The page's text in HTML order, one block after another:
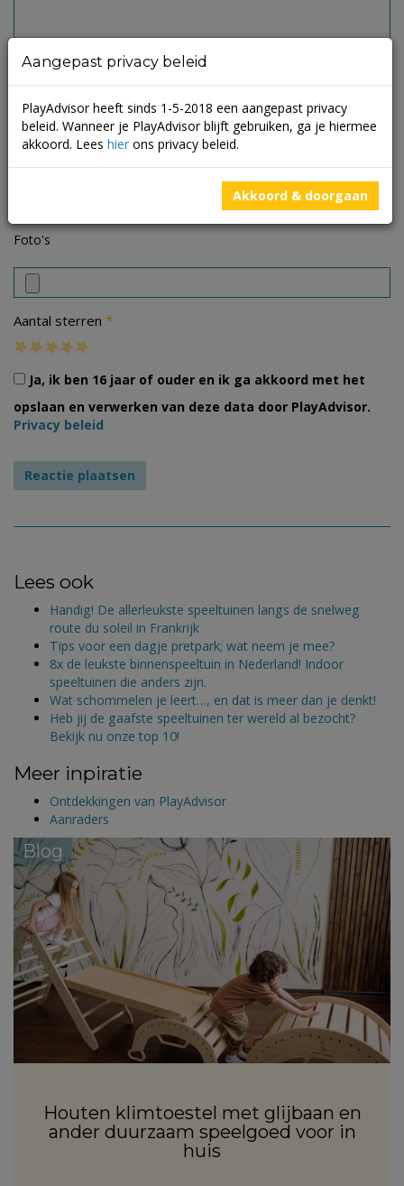
Foto's
Aantal sterren *
Ja, ik ben 16 jaar of ouder en ik ga akkoord met het
opslaan en verwerken van deze data door PlayAdvisor.
Privacy beleid
Lees ook
Handig! De allerleukste speeltuinen langs de snelweg
route du soleil in Frankrijk
Tips voor een dagje pretpark; wat neem je mee?
8x de leukste binnenspeeltuin in Nederland! Indoor
speeltuinen die anders zijn.
Wat schommelen je leert…, en dat is meer dan je denkt!
Heb jij de gaafste speeltuinen ter wereld al bezocht?
Bekijk nu onze top 10!
Meer inpiratie
Ontdekkingen van PlayAdvisor
Aanraders
Blog
Houten klimtoestel met glijbaan en
ander duurzaam speelgoed voor in
huis
Aangepast privacy beleid
PlayAdvisor heeft sinds 1-5-2018 een aangepast privacy
beleid. Wanneer je PlayAdvisor blijft gebruiken, ga je hiermee
akkoord. Lees hier ons privacy beleid.
Akkoord & doorgaan